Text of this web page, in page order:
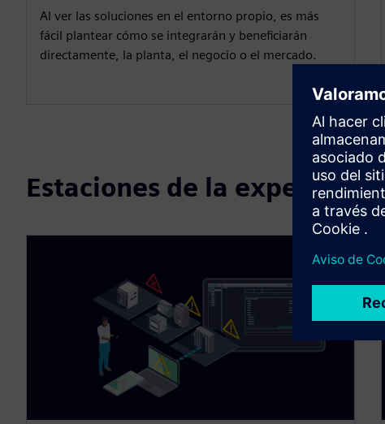
Al ver las soluciones en el entorno propio, es más
fácil plantear cómo se integrarán y beneficiarán
directamente, la planta, el negocio o el mercado.
Estaciones de la experiencia